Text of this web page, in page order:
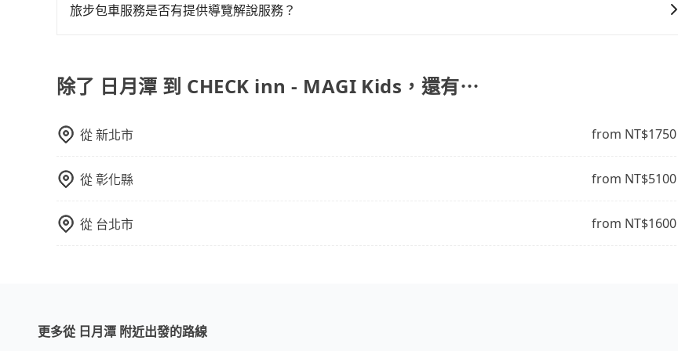
都有，可彈性選擇2~12小時的服務，滿足家族出遊、朋友聚會、婚喪喜慶等不同的需求。價格透明、無隱藏費
旅步包車服務是否有提供導覽解說服務？
除了 日月潭 到 CHECK inn - MAGI Kids，還有⋯
從新北市 from NT$1750
從彰化縣 from NT$5100
從 台北市 from NT$1600
更多從 日月潭 附近出發的路線